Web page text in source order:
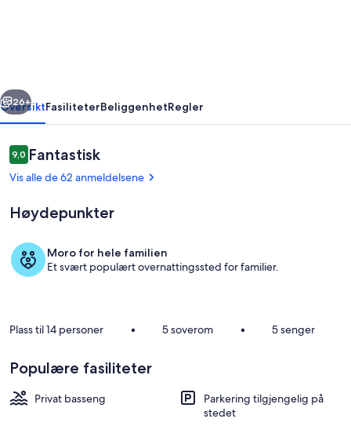
med
svømmebasseng
Overnattingsstedets uteområder
Neste
26+
OversiktFasiliteterBeliggenhetRegler
Anmeldelser
9,09,0 av 10 –
Fantastisk
Vis alle de 62 anmeldelsene
Høydepunkter
Moro for hele familien
Et svært populært overnattingssted for familier.
Plass til 14 personer • 5 soverom • 5 senger
Populære fasiliteter
Privat basseng
Parkering tilgjengelig på
stedet